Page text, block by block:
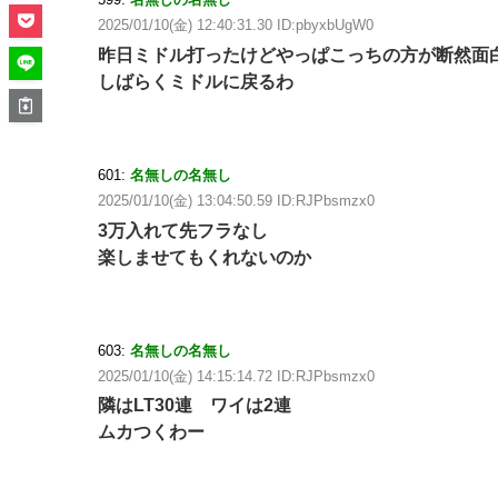
2025/01/10(金) 12:40:31.30 ID:pbyxbUgW0
昨日ミドル打ったけどやっぱこっちの方が断然面
しばらくミドルに戻るわ
601: 名無しの名無し
2025/01/10(金) 13:04:50.59 ID:RJPbsmzx0
3万入れて先フラなし
楽しませてもくれないのか
603: 名無しの名無し
2025/01/10(金) 14:15:14.72 ID:RJPbsmzx0
隣はLT30連 ワイは2連
ムカつくわー